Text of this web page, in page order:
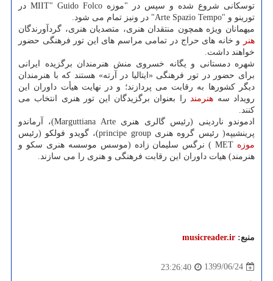
توسکانی شروع شده و سپس در "موزه MIIT" Guido Folco در
تورینو و "Arte Spazio Tempo" در ونیز تمام می شود.
میهمانان ویژه همچون منتقدان هنری، متصدیان هنری، گردآورندگان
هنر
و خانه های حراج در تمامی مراسم های این تور فرهنگی حضور
خواهند داشت.
شهره دمستانی و یگانه خسروی منش هنرمندان برگزیده ایرانی
برای حضور در تور فرهنگی «ایتالیا در آرته» هستند که با هنرمندان
دیگر کشورها به رقابت می پردازند؛ و در نهایت هیأت داوران این
رویداد سه هنرمند را بعنوان برگزیدگان این تور هنری انتخاب می
کنند.
ادموندو ناردینی (رئیس گالری هنری Marguttiana Arte)، آرماندو
پرینشیپه( رئیس گروه هنری principe group)، گویدو فولکو (رئیس
موزه
MET ) نرگس سلیمان زاده (موسس موسسه هنری سکو و
هنرمند) هیات داوران این رقابت فرهنگی و هنری را می سازند.
منبع: musicreader.ir
1399/06/24
23:26:40